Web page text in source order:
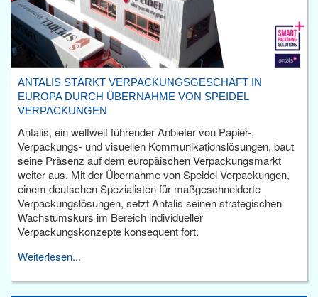
ANTALIS STÄRKT VERPACKUNGSGESCHÄFT IN
EUROPA DURCH ÜBERNAHME VON SPEIDEL
VERPACKUNGEN
Antalis, ein weltweit führender Anbieter von Papier-,
Verpackungs- und visuellen Kommunikationslösungen, baut
seine Präsenz auf dem europäischen Verpackungsmarkt
weiter aus. Mit der Übernahme von Speidel Verpackungen,
einem deutschen Spezialisten für maßgeschneiderte
Verpackungslösungen, setzt Antalis seinen strategischen
Wachstumskurs im Bereich individueller
Verpackungskonzepte konsequent fort.
Weiterlesen...